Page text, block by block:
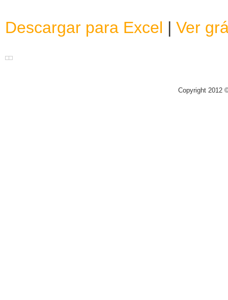
Descargar para Excel | Ver
Copyright 2012